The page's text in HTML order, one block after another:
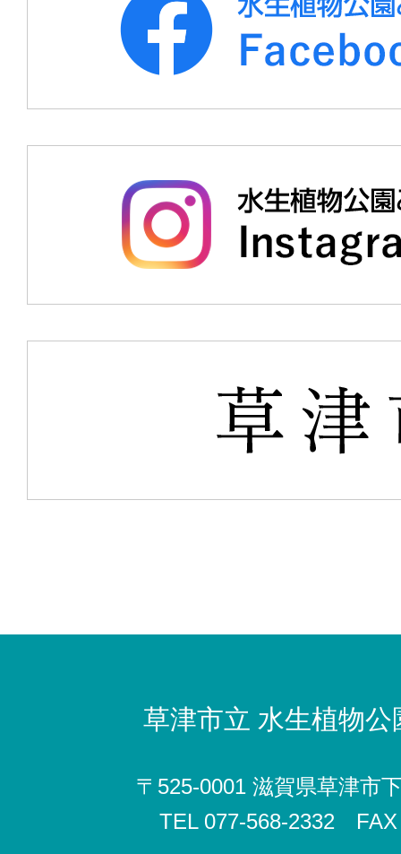
草津市立 水生植物
〒525-0001 滋賀県草津市
TEL 077-568-2332 FAX